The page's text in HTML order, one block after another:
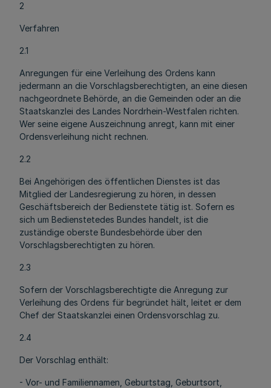
2
Verfahren
2.1
Anregungen für eine Verleihung des Ordens kann
jedermann an die Vorschlagsberechtigten, an eine diesen
nachgeordnete Behörde, an die Gemeinden oder an die
Staatskanzlei des Landes Nordrhein-Westfalen richten.
Wer seine eigene Auszeichnung anregt, kann mit einer
Ordensverleihung nicht rechnen.
2.2
Bei Angehörigen des öffentlichen Dienstes ist das
Mitglied der Landesregierung zu hören, in dessen
Geschäftsbereich der Bedienstete tätig ist. Sofern es
sich um Bedienstetedes Bundes handelt, ist die
zuständige oberste Bundesbehörde über den
Vorschlagsberechtigten zu hören.
2.3
Sofern der Vorschlagsberechtigte die Anregung zur
Verleihung des Ordens für begründet hält, leitet er dem
Chef der Staatskanzlei einen Ordensvorschlag zu.
2.4
Der Vorschlag enthält:
- Vor- und Familiennamen, Geburtstag, Geburtsort,